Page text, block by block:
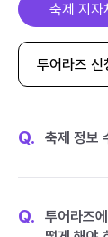
축제 지자
투어라즈 신
Q. 축제 정보
Q.
투어라즈